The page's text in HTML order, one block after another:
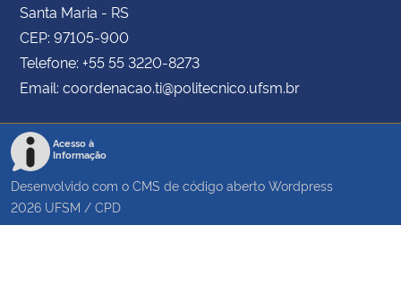
Santa Maria - RS
CEP: 97105-900
Telefone: +55 55 3220-8273
Email: coordenacao.ti@politecnico.ufsm.br
Acesso à
Informação
Desenvolvido com o CMS de código aberto Wordpress
2026 UFSM / CPD